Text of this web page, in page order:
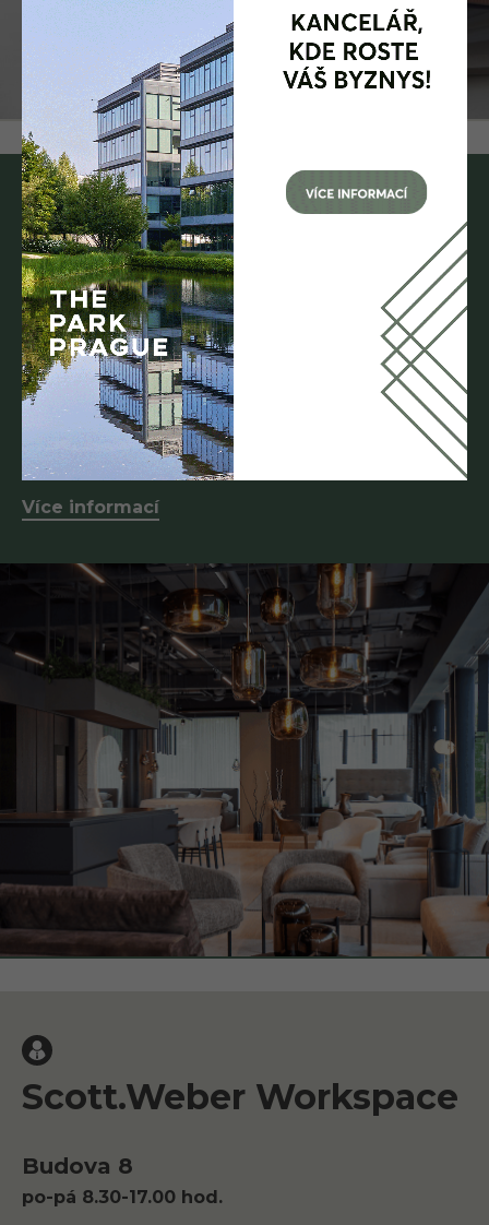
Tempus Showroom
Budova 6
po-pá 8.00-16.00 hod.
Tempus Showroom nabízí skutečně komplexní služby od
prvního návrhu přes stavební úpravy, vybavení interiéru až po
služby realitní kanceláře, to vše pod jednou střechou.
Více informací
Scott.Weber Workspace
Budova 8
po-pá 8.30-17.00 hod.